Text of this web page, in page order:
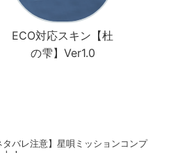
ECO対応スキン【杜
の雫】Ver1.0
タバレ注意】星唄ミッションコンプ